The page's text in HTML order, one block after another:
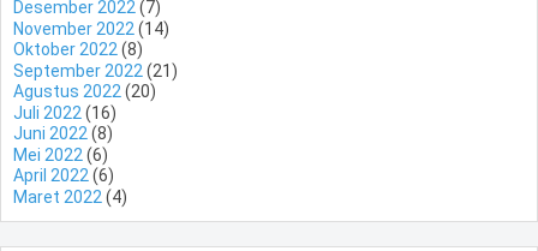
Desember 2022 (7)
November 2022 (14)
Oktober 2022 (8)
September 2022 (21)
Agustus 2022 (20)
Juli 2022 (16)
Juni 2022 (8)
Mei 2022 (6)
April 2022 (6)
Maret 2022 (4)